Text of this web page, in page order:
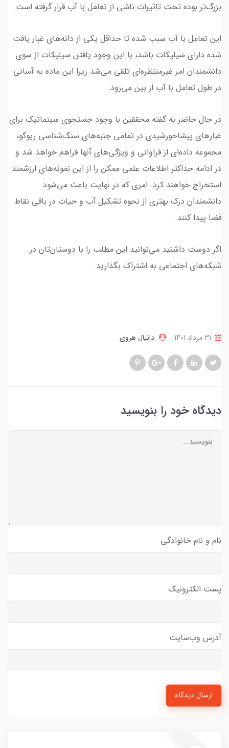
بزرگ‌تر بوده تحت تاثیرات ناشی از تعامل با آب قرار گرفته است.
این تعامل با آب سبب شده تا حداقل یکی از دانه‌های غبار یافت
شده دارای سیلیکات باشد، با این وجود یافتن سیلیکات از سوی
دانشمندان امر غیرمنتظره‌ای تلقی می‌شد زیرا این ماده به آسانی
در طول تعامل با آب از بین می‌رود.
در حال حاضر به گفته محققین با وجود جستجوی سیتماتیک برای
غبارهای پیشاخورشیدی در تمامی جنبه‌های سنگ‌شناسی ریوگو،
مجموعه داده‌ای از فراوانی و ویژگی‌های آنها فراهم خواهد شد و
در ادامه حداکثر اطلاعات علمی ممکن را از این نمونه‌های ارزشمند
استخراج خواهند کرد. امری که در نهایت باعث می‌شود
دانشمندان درک بهتری از نحوه تشکیل آب و حیات در باقی نقاط
فضا پیدا کنند.
اگر دوست داشتید می‌توانید این مطلب را با دوستان‌تان در
شبکه‌های اجتماعی به اشتراک بگذارید.
دانیال هروی
دیدگاه خود را بنویسید
نام و نام خانوادگی
پست الکترونیک
آدرس وب‌سایت
ارسال دیدگاه